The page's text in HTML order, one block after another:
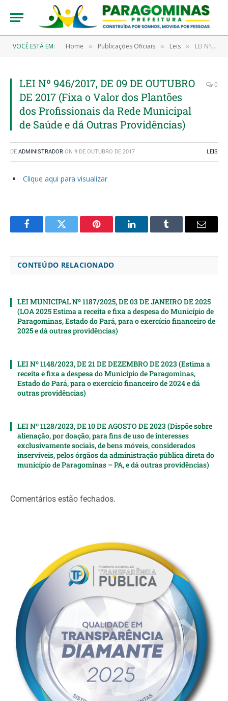
VOCÊ ESTÁ EM: Home » Publicações Oficiais » Leis » LEI Nº 946/2017, DE 09 DE OUTUBRO DE 2017 (Fixa o Valor dos Plantões dos Profissionais da Rede Municipal de Saúde e dá Outras Providências)
LEI Nº 946/2017, DE 09 DE OUTUBRO
DE 2017 (Fixa o Valor dos Plantões
dos Profissionais da Rede Municipal
de Saúde e dá Outras Providências)
0
DE ADMINISTRADOR ON 9 DE OUTUBRO DE 2017 LEIS
Clique aqui para visualizar
FacebookTwitter Pinterest LinkedInTumblr Email
CONTEÚDO RELACIONADO
LEI MUNICIPAL Nº 1187/2025, DE 03 DE JANEIRO DE 2025
(LOA 2025 Estima a receita e fixa a despesa do Município de
Paragominas, Estado do Pará, para o exercício financeiro de
2025 e dá outras providências)
LEI Nº 1148/2023, DE 21 DE DEZEMBRO DE 2023 (Estima a
receita e fixa a despesa do Município de Paragominas,
Estado do Pará, para o exercício financeiro de 2024 e dá
outras providências)
LEI Nº 1128/2023, DE 10 DE AGOSTO DE 2023 (Dispõe sobre
alienação, por doação, para fins de uso de interesses
exclusivamente sociais, de bens móveis, considerados
inservíveis, pelos órgãos da administração pública direta do
município de Paragominas – PA, e dá outras providências)
Comentários estão fechados.